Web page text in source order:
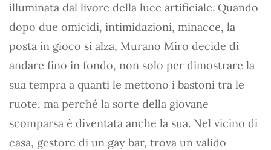
illuminata dal livore della luce artificiale. Quando
dopo due omicidi, intimidazioni, minacce, la
posta in gioco si alza, Murano Miro decide di
andare fino in fondo, non solo per dimostrare la
sua tempra a quanti le mettono i bastoni tra le
ruote, ma perché la sorte della giovane
scomparsa è diventata anche la sua. Nel vicino di
casa, gestore di un gay bar, trova un valido